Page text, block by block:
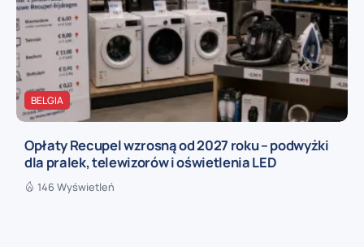
BELGIA
Opłaty Recupel wzrosną od 2027 roku – podwyżki
dla pralek, telewizorów i oświetlenia LED
146 Wyświetleń